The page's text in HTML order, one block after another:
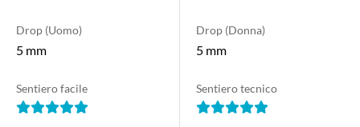
Drop (Uomo)
5 mm
Drop (Donna)
5 mm
Sentiero facile Sentiero tecnico